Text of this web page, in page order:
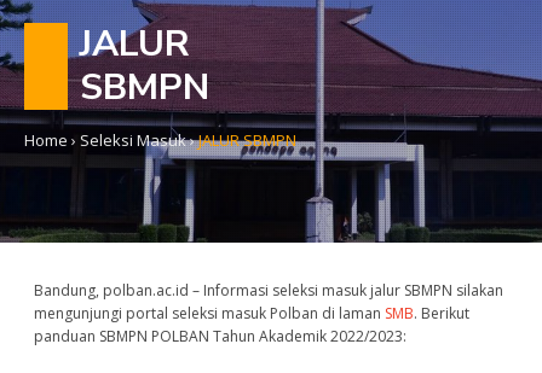
JALUR
SBMPN
Home › Seleksi Masuk›JALUR SBMPN
Bandung, polban.ac.id – Informasi seleksi masuk jalur SBMPN silakan
mengunjungi portal seleksi masuk Polban di laman SMB. Berikut
panduan SBMPN POLBAN Tahun Akademik 2022/2023: